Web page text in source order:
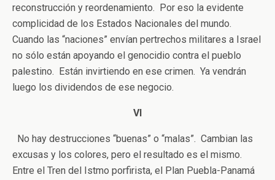
reconstrucción y reordenamiento. Por eso la evidente
complicidad de los Estados Nacionales del mundo.
Cuando las “naciones” envían pertrechos militares a Israel
no sólo están apoyando el genocidio contra el pueblo
palestino. Están invirtiendo en ese crimen. Ya vendrán
luego los dividendos de ese negocio.
VI
No hay destrucciones “buenas” o “malas”. Cambian las
excusas y los colores, pero el resultado es el mismo.
Entre el Tren del Istmo porfirista, el Plan Puebla-Panamá